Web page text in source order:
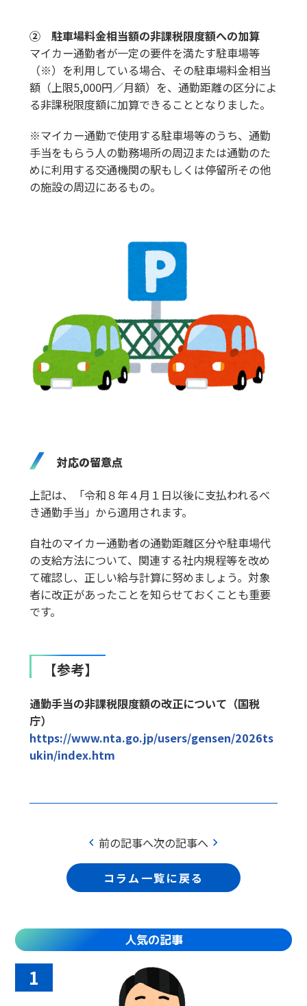
② 駐車場料金相当額の非課税限度額への加算
マイカー通勤者が一定の要件を満たす駐車場等
（※）を利用している場合、その駐車場料金相当
額（上限5,000円／月額）を、通勤距離の区分によ
る非課税限度額に加算できることとなりました。
※マイカー通勤で使用する駐車場等のうち、通勤
手当をもらう人の勤務場所の周辺または通勤のた
めに利用する交通機関の駅もしくは停留所その他
の施設の周辺にあるもの。
対応の留意点
上記は、「令和８年４月１日以後に支払われるべ
き通勤手当」から適用されます。
自社のマイカー通勤者の通勤距離区分や駐車場代
の支給方法について、関連する社内規程等を改め
て確認し、正しい給与計算に努めましょう。対象
者に改正があったことを知らせておくことも重要
です。
【参考】
通勤手当の非課税限度額の改正について（国税
庁）
https://www.nta.go.jp/users/gensen/2026ts
ukin/index.htm
chevron_left 前の記事へ次の記事へ chevron_right
コラム一覧に戻る
人気の記事
1